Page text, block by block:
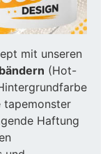
mit unseren
(Hot-
tapemonster
Haftung